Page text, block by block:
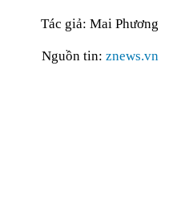
Tác giả: Mai Phương
Nguồn tin: znews.vn